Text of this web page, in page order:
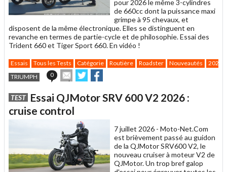
pour 2026 le même 3-cylindres
de 660cc dont la puissance maxi
grimpe à 95 chevaux, et
disposent de la même électronique. Elles se distinguent en
revanche en termes de partie-cycle et de philosophie. Essai des
Trident 660 et Tiger Sport 660. En vidéo !
Essais Tous les Tests Catégorie Routière Roadster Nouveautés
2026
TRIUMPH
0
Envoyer
cet
à
un
ami
Partager
sur sur
TEST Essai QJMotor SRV 600 V2 2026 :
cruise control
7 juillet 2026 - Moto-Net.Com
est brièvement passé au guidon
de la QJMotor SRV600 V2, le
nouveau cruiser à moteur V2 de
QJMotor. Un trop bref galop